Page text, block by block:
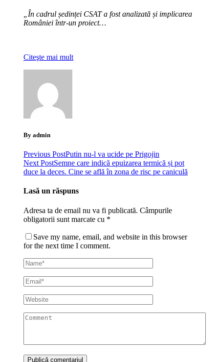
„În cadrul ședinței CSAT a fost analizată și implicarea
României într-un proiect…
Citeşte mai mult
By admin
Previous PostPutin nu-l va ucide pe Prigojin
Next PostSemne care indică epuizarea termică și pot
duce la deces. Cine se află în zona de risc pe caniculă
Lasă un răspuns
Adresa ta de email nu va fi publicată. Câmpurile
obligatorii sunt marcate cu *
Save my name, email, and website in this browser
for the next time I comment.